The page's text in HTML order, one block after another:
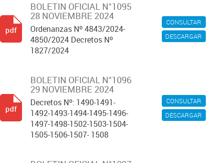
CONSULTAR
DESCARGAR
BOLETIN OFICIAL N°1095
28 NOVIEMBRE 2024
Ordenanzas Nº 4843/2024-
4850/2024 Decretos Nº
1827/2024
pdf
CONSULTAR
DESCARGAR
BOLETIN OFICIAL N°1096
29 NOVIEMBRE 2024
Decretos Nº: 1490-1491-
1492-1493-1494-1495-1496-
1497-1498-1502-1503-1504-
1505-1506-1507- 1508
pdf